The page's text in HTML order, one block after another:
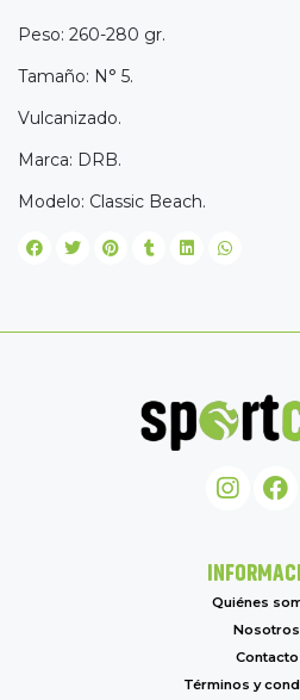
Peso: 260-280 gr.
Tamaño: N° 5.
Vulcanizado.
Marca: DRB.
Modelo: Classic Beach.
Quiénes
Nosotros
Contacto
Términos y